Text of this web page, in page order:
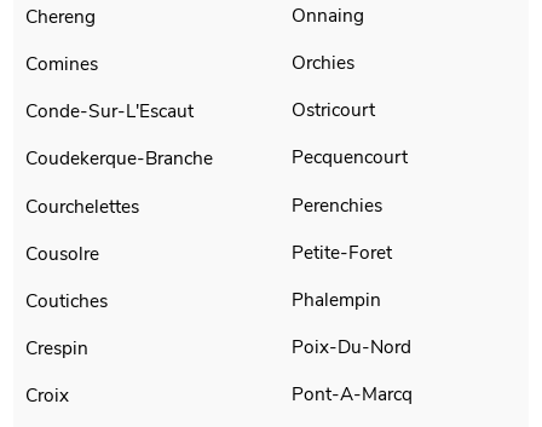
Chereng
Comines
Conde-Sur-L'Escaut
Coudekerque-Branche
Courchelettes
Cousolre
Coutiches
Crespin
Croix
Onnaing
Orchies
Ostricourt
Pecquencourt
Perenchies
Petite-Foret
Phalempin
Poix-Du-Nord
Pont-A-Marcq